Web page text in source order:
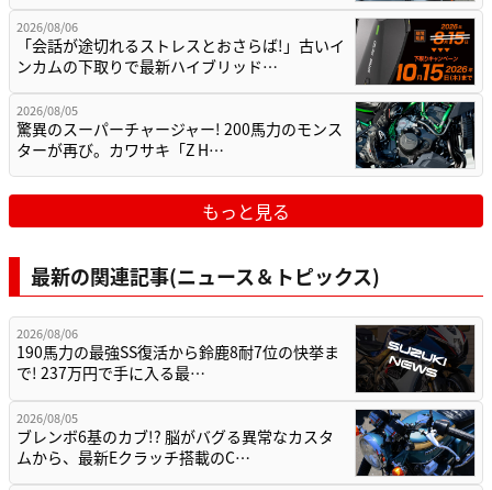
2026/08/06
「会話が途切れるストレスとおさらば!」古いイ
ンカムの下取りで最新ハイブリッド…
2026/08/05
驚異のスーパーチャージャー! 200馬力のモンス
ターが再び。カワサキ「Z H…
もっと見る
最新の関連記事(ニュース＆トピックス)
2026/08/06
190馬力の最強SS復活から鈴鹿8耐7位の快挙ま
で! 237万円で手に入る最…
2026/08/05
ブレンボ6基のカブ!? 脳がバグる異常なカスタ
ムから、最新Eクラッチ搭載のC…